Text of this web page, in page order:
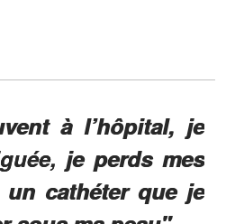
à l’hôpital, je
je perds mes
un cathéter que je